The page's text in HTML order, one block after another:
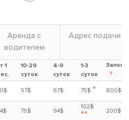
Аренда с
водителем
Адрес подачи
1
10-29
суток
4-9
суток
1-3
суток
Залог
?
57$ 67$ 75$ * 800$
75$ 94$
102$
** 200$